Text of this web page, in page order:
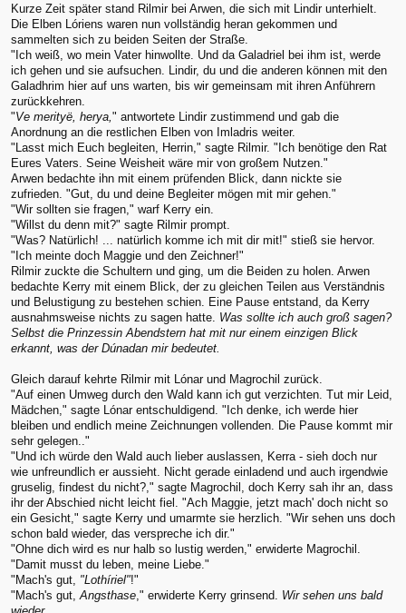
Kurze Zeit später stand Rilmir bei Arwen, die sich mit Lindir unterhielt.
Die Elben Lóriens waren nun vollständig heran gekommen und
sammelten sich zu beiden Seiten der Straße.
"Ich weiß, wo mein Vater hinwollte. Und da Galadriel bei ihm ist, werde
ich gehen und sie aufsuchen. Lindir, du und die anderen können mit den
Galadhrim hier auf uns warten, bis wir gemeinsam mit ihren Anführern
zurückkehren.
"Ve merityë, herya, " antwortete Lindir zustimmend und gab die
Anordnung an die restlichen Elben von Imladris weiter.
"Lasst mich Euch begleiten, Herrin," sagte Rilmir. "Ich benötige den Rat
Eures Vaters. Seine Weisheit wäre mir von großem Nutzen."
Arwen bedachte ihn mit einem prüfenden Blick, dann nickte sie
zufrieden. "Gut, du und deine Begleiter mögen mit mir gehen."
"Wir sollten sie fragen," warf Kerry ein.
"Willst du denn mit?" sagte Rilmir prompt.
"Was? Natürlich! ... natürlich komme ich mit dir mit!" stieß sie hervor.
"Ich meinte doch Maggie und den Zeichner!"
Rilmir zuckte die Schultern und ging, um die Beiden zu holen. Arwen
bedachte Kerry mit einem Blick, der zu gleichen Teilen aus Verständnis
und Belustigung zu bestehen schien. Eine Pause entstand, da Kerry
ausnahmsweise nichts zu sagen hatte. Was sollte ich auch groß sagen?
Selbst die Prinzessin Abendstern hat mit nur einem einzigen Blick
erkannt, was der Dúnadan mir bedeutet.
Gleich darauf kehrte Rilmir mit Lónar und Magrochil zurück.
"Auf einen Umweg durch den Wald kann ich gut verzichten. Tut mir Leid,
Mädchen," sagte Lónar entschuldigend. "Ich denke, ich werde hier
bleiben und endlich meine Zeichnungen vollenden. Die Pause kommt mir
sehr gelegen.."
"Und ich würde den Wald auch lieber auslassen, Kerra - sieh doch nur
wie unfreundlich er aussieht. Nicht gerade einladend und auch irgendwie
gruselig, findest du nicht?," sagte Magrochil, doch Kerry sah ihr an, dass
ihr der Abschied nicht leicht fiel. "Ach Maggie, jetzt mach' doch nicht so
ein Gesicht," sagte Kerry und umarmte sie herzlich. "Wir sehen uns doch
schon bald wieder, das verspreche ich dir."
"Ohne dich wird es nur halb so lustig werden," erwiderte Magrochil.
"Damit musst du leben, meine Liebe."
"Mach's gut, "Lothíriel"!"
"Mach's gut, Angsthase ," erwiderte Kerry grinsend. Wir sehen uns bald